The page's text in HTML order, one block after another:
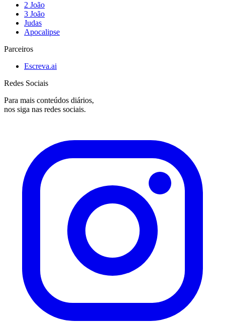
2 João
3 João
Judas
Apocalipse
Parceiros
Escreva.ai
Redes Sociais
Para mais conteúdos diários,
nos siga nas redes sociais.